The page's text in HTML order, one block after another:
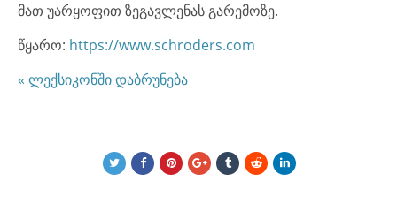
მათ უარყოფით ზეგავლენას გარემოზე.
წყარო: https://www.schroders.com
« ლექსიკონში დაბრუნება